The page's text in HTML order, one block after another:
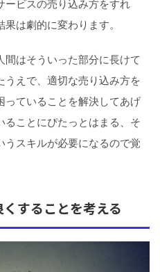
ービスの売り込み方をすれ
は劇的に変わります。
間はそういった部分に長けて
うえで、適切な売り込み方を
っていることを解決してあげ
ることにぴたっとはまる、そ
うスキルが必要になるので覚
することを考える